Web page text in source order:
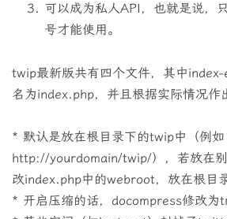
可以成为私人API，也就是说，
号才能使用。
twip最新版共有四个文件，其中
名为index.php，并且根据实际情况作
* 默认是放在根目录下的twip中（例如
http://yourdomain/twip/），若放在
改index.php中的webroot，放在根目录
* 开启压缩的话，docompress修改为